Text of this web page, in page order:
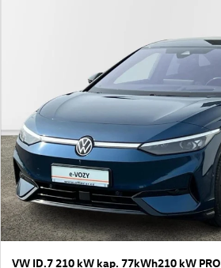
VW ID.7 210 kW kap. 77kWh210 kW PRO